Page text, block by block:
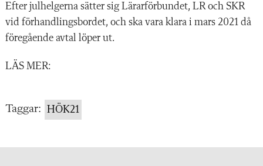
Efter julhelgerna sätter sig Lärarförbundet, LR och SKR
vid förhandlingsbordet, och ska vara klara i mars 2021 då
föregående avtal löper ut.
LÄS MER:
Taggar: HÖK21